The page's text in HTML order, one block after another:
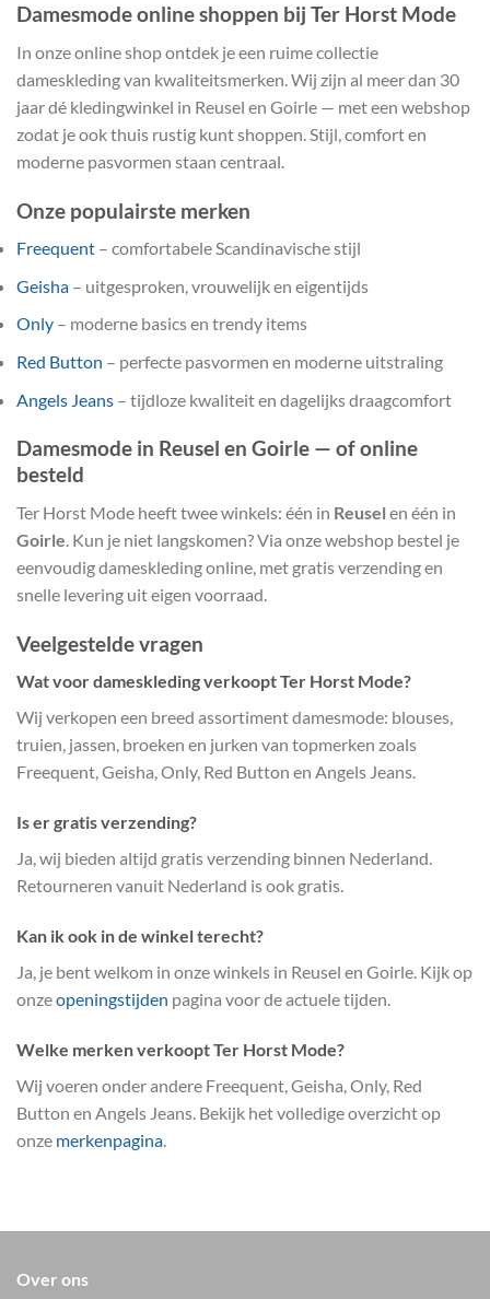
Damesmode online shoppen bij Ter Horst Mode
In onze online shop ontdek je een ruime collectie
dameskleding van kwaliteitsmerken. Wij zijn al meer dan 30
jaar dé kledingwinkel in Reusel en Goirle — met een webshop
zodat je ook thuis rustig kunt shoppen. Stijl, comfort en
moderne pasvormen staan centraal.
Onze populairste merken
Freequent – comfortabele Scandinavische stijl
Geisha – uitgesproken, vrouwelijk en eigentijds
Only – moderne basics en trendy items
Red Button – perfecte pasvormen en moderne uitstraling
Angels Jeans – tijdloze kwaliteit en dagelijks draagcomfort
Damesmode in Reusel en Goirle — of online
besteld
Ter Horst Mode heeft twee winkels: één in Reusel en één in
Goirle. Kun je niet langskomen? Via onze webshop bestel je
eenvoudig dameskleding online, met gratis verzending en
snelle levering uit eigen voorraad.
Veelgestelde vragen
Wat voor dameskleding verkoopt Ter Horst Mode?
Wij verkopen een breed assortiment damesmode: blouses,
truien, jassen, broeken en jurken van topmerken zoals
Freequent, Geisha, Only, Red Button en Angels Jeans.
Is er gratis verzending?
Ja, wij bieden altijd gratis verzending binnen Nederland.
Retourneren vanuit Nederland is ook gratis.
Kan ik ook in de winkel terecht?
Ja, je bent welkom in onze winkels in Reusel en Goirle. Kijk op
onzeopeningstijden pagina voor de actuele tijden.
Welke merken verkoopt Ter Horst Mode?
Wij voeren onder andere Freequent, Geisha, Only, Red
Button en Angels Jeans. Bekijk het volledige overzicht op
onze merkenpagina.
Over ons